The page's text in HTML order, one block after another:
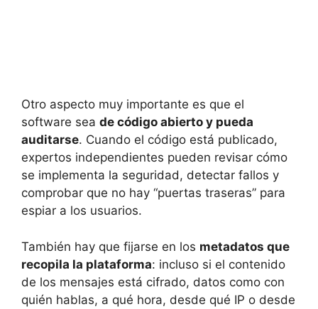
Otro aspecto muy importante es que el
software sea de código abierto y pueda
auditarse. Cuando el código está publicado,
expertos independientes pueden revisar cómo
se implementa la seguridad, detectar fallos y
comprobar que no hay “puertas traseras” para
espiar a los usuarios.
También hay que fijarse en los metadatos que
recopila la plataforma: incluso si el contenido
de los mensajes está cifrado, datos como con
quién hablas, a qué hora, desde qué IP o desde